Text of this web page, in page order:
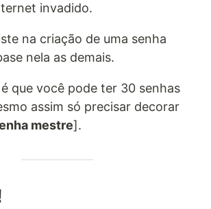
invadido.
na criação de uma senha
nela as demais.
que você pode ter 30 senhas
assim só precisar decorar
mestre].